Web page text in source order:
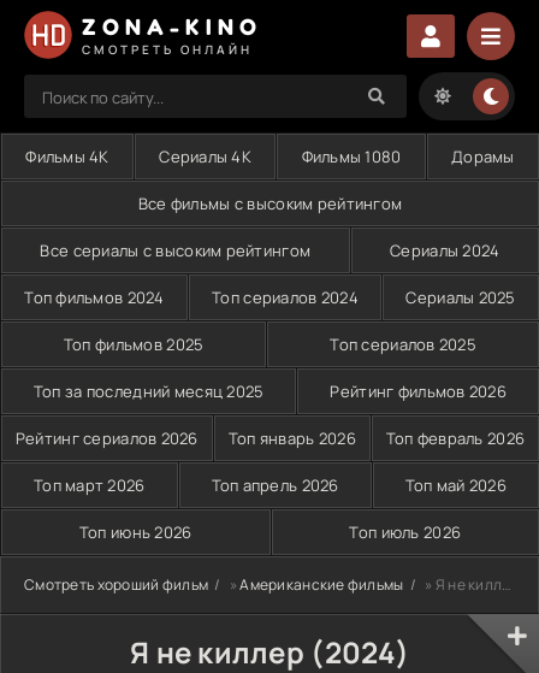
ZONA-KINO
СМОТРЕТЬ ОНЛАЙН
Фильмы 4K Сериалы 4K Фильмы 1080 Дорамы
Все фильмы с высоким рейтингом
Все сериалы с высоким рейтингом Сериалы 2024
Топ фильмов 2024 Топ сериалов 2024 Сериалы 2025
Топ фильмов 2025 Топ сериалов 2025
Топ за последний месяц 2025 Рейтинг фильмов 2026
Рейтинг сериалов 2026 Топ январь 2026 Топ февраль 2026
Топ март 2026 Топ апрель 2026 Топ май 2026
Топ июнь 2026 Топ июль 2026
Смотреть хороший фильм »Американские фильмы » Я не киллер (2024)
Я не киллер (2024)